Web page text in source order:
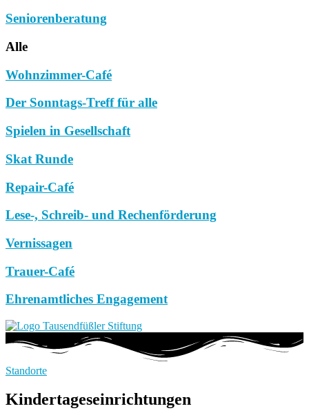
Seniorenberatung
Alle
Wohnzimmer-Café
Der Sonntags-Treff für alle
Spielen in Gesellschaft
Skat Runde
Repair-Café
Lese-, Schreib- und Rechenförderung
Vernissagen
Trauer-Café
Ehrenamtliches Engagement
Standorte
Kindertageseinrichtungen